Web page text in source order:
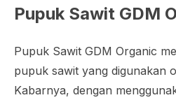
Pupuk Sawit GDM
Pupuk Sawit GDM Organic
pupuk sawit yang digunakan
Kabarnya, dengan